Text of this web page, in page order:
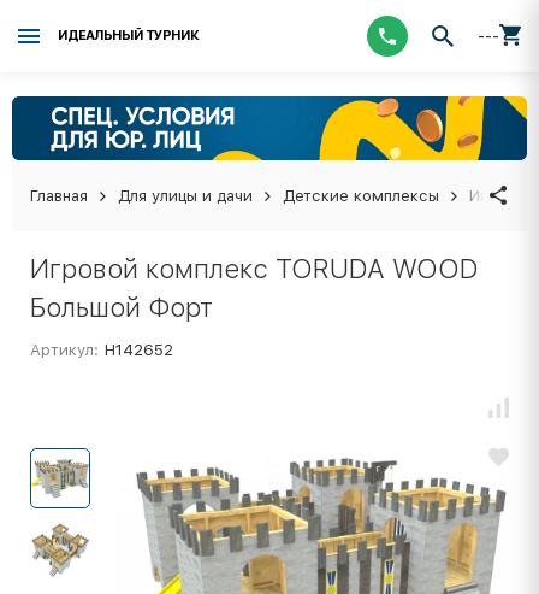
ИДЕАЛЬНЫЙ ТУРНИК ---
Главная Для улицы и дачи Детские комплексы
Игровой комплекс TORUDA WOOD
Большой Форт
Артикул: Н142652